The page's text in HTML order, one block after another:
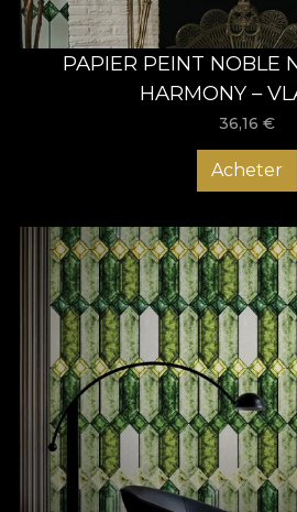
PAPIER PEINT NOBLE
HARMONY –
36,16 €
Acheter